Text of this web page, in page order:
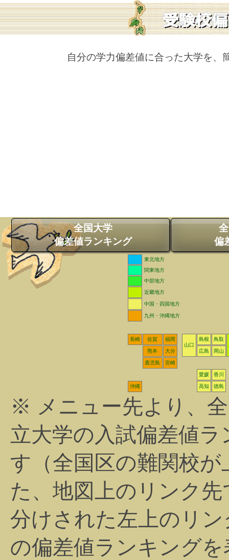
自分の学力偏差値に合った大学を、
全国大学
偏差値ランキング
偏
東北地方
関東地方
中部地方
近畿地方
中国・四国地方
九州・沖縄地方
長崎 佐賀
福岡
山口
島根
鳥取
熊本
大分 広島 岡山
鹿児島 宮崎
愛媛 香川
沖縄 高知 徳島
※ メニュー先より、
立大学の入試偏差値
す（全国区の難関校
た、地図上のリンク
分けされた左上のリ
の偏差値ランキング